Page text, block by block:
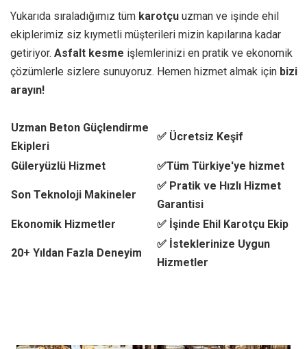
Yukarıda sıraladığımız tüm karotçu uzman ve işinde ehil
ekiplerimiz siz kıymetli müşterileri mizin kapılarına kadar
getiriyor. Asfalt kesme işlemlerinizi en pratik ve ekonomik
çözümlerle sizlere sunuyoruz. Hemen hizmet almak için bizi
arayın!
Uzman Beton Güçlendirme
Ekipleri
✅ Ücretsiz Keşif
Güleryüzlü Hizmet ✅Tüm Türkiye'ye hizmet
Son Teknoloji Makineler
✅ Pratik ve Hızlı Hizmet
Garantisi
Ekonomik Hizmetler
✅ İşinde Ehil Karotçu Ekip
20+ Yıldan Fazla Deneyim
✅ İsteklerinize Uygun
Hizmetler